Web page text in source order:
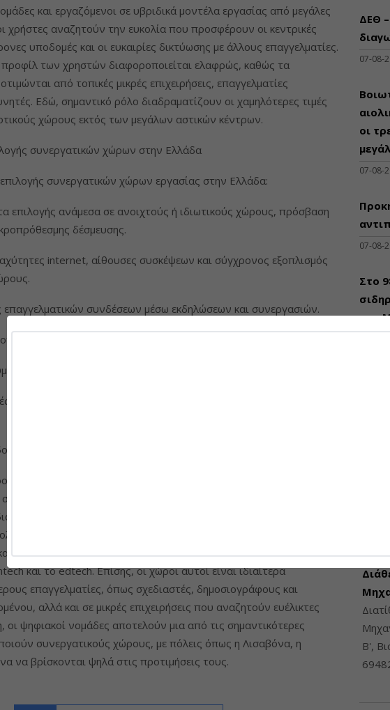
και εργαζόμενοι σε υβριδικά μοντέλα εργασίας από μεγάλες
χρήστες αναζητούν την ευκολία που προσφέρουν οι κεντρικές
υποδομές και οι ευκαιρίες δικτύωσης με άλλους επαγγελματίες.
προφίλ των χρηστών διαφοροποιείται ελαφρώς, καθώς τα
από τοπικές μικρές επιχειρήσεις, επαγγελματίες
Εδώ, σημαντικό ρόλο διαδραματίζουν οι χαμηλότερες τιμές
χώρους εκτός των μεγάλων αστικών κέντρων.
συνεργατικών χώρων στην Ελλάδα
επιλογής συνεργατικών χώρων εργασίας στην Ελλάδα:
επιλογής ανάμεσα σε ανοιχτούς ή ιδιωτικούς χώρους, πρόσβαση
δέσμευσης.
internet, αίθουσες συσκέψεων και σύγχρονος εξοπλισμός
επαγγελματικών συνδέσεων μέσω εκδηλώσεων και συνεργασιών.
επιλογή σε σχέση με τη μίσθωση ιδιωτικού γραφείου.
αίθουσες διαλογισμού και χώροι χαλάρωσης.
θέσεις με εύκολη πρόσβαση σε συγκοινωνίες και κοντινές
που προσελκύονται από συνεργατικούς χώρους
εργασίας, σύμφωνα με την ViOS, που αποτελεί τη μοναδική
Ελλάδα με διεθνές πιστοποιητικό WELL, προσελκύουν
κλάδους. Ανάμεσα σε αυτούς περιλαμβάνονται ειδικοί
και του προγραμματισμού, επαγγελματίες του μάρκετινγκ
και νεοφυείς επιχειρήσεις (startups) που δραστηριοποιούνται
και το edtech. Επίσης, οι χώροι αυτοί είναι ιδιαίτερα
επαγγελματίες, όπως σχεδιαστές, δημοσιογράφους και
αλλά και σε μικρές επιχειρήσεις που αναζητούν ευέλικτες
ψηφιακοί νομάδες αποτελούν μια από τις σημαντικότερες
συνεργατικούς χώρους, με πόλεις όπως η Λισαβόνα, η
να βρίσκονται ψηλά στις προτιμήσεις τους.
ΔΕΘ
07-08-
οι
07-08-
07-08-
Στο
του
Β',